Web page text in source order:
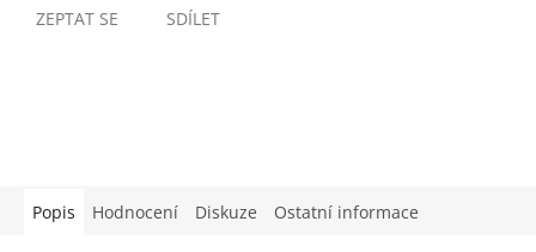
ZEPTAT SE SDÍLET
Popis Hodnocení Diskuze Ostatní informace